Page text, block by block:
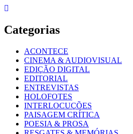
Skip
content
Categorias
ACONTECE
CINEMA & AUDIOVISUAL
EDIÇÃO DIGITAL
EDITORIAL
ENTREVISTAS
HOLOFOTES
INTERLOCUÇÕES
PAISAGEM CRÍTICA
POESIA & PROSA